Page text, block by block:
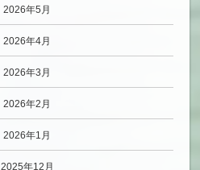
2026年5月
2026年4月
2026年3月
2026年2月
2026年1月
2025年12月